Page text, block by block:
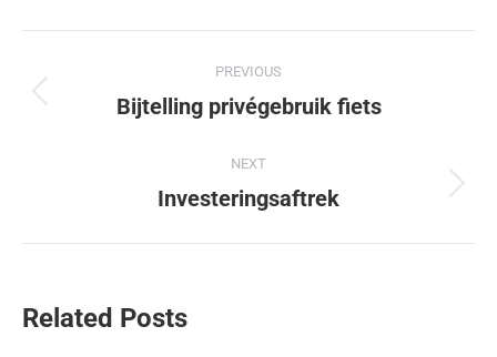
PREVIOUS
Bijtelling privégebruik fiets
NEXT
Investeringsaftrek
Related Posts